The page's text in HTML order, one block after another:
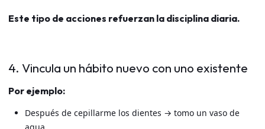
Este tipo de acciones refuerzan la disciplina diaria.
4. Vincula un hábito nuevo con uno existente
Por ejemplo:
Después de cepillarme los dientes → tomo un vaso de